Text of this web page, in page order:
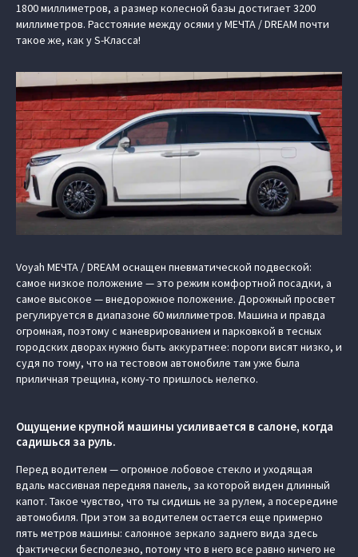
1800 миллиметров, а размер колесной базы достигает 3200
миллиметров. Расстояние между осями у МЕЧТА / DREAM почти
такое же, как у S-Класса!
Voyah МЕЧТА / DREAM оснащен пневматической подвеской:
самое низкое положение — это режим комфортной посадки, а
самое высокое — внедорожное положение. Дорожный просвет
регулируется в диапазоне 60 миллиметров. Машина и правда
огромная, поэтому с маневрированием и парковкой в тесных
городских дворах нужно быть аккуратнее: пороги висят низко, и
судя по тому, что на тестовом автомобиле там уже была
приличная трещина, кому-то пришлось нелегко.
Ощущение крупной машины усиливается в салоне, когда
садишься за руль.
Перед водителем — огромное лобовое стекло и уходящая
вдаль массивная передняя панель, за которой виден длинный
капот. Такое чувство, что ты сидишь не за рулем, а посередине
автомобиля. При этом за водителем остается еще примерно
пять метров машины: салонное зеркало заднего вида здесь
фактически бесполезно, потому что в него все равно ничего не